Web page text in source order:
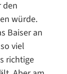
den
würde.
Baiser an
viel
richtige